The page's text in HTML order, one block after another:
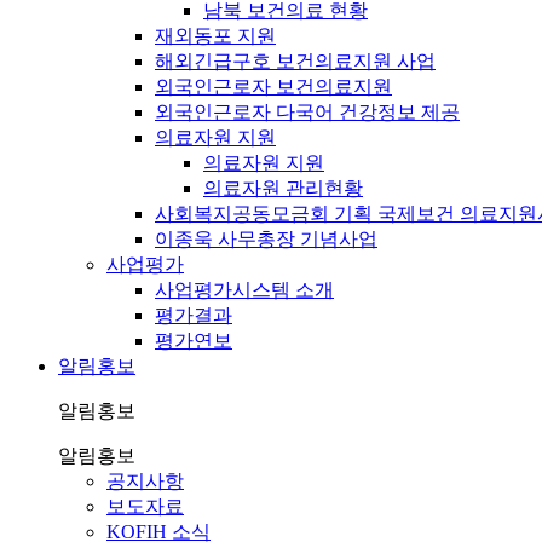
남북 보건의료 현황
재외동포 지원
해외긴급구호 보건의료지원 사업
외국인근로자 보건의료지원
외국인근로자 다국어 건강정보 제공
의료자원 지원
의료자원 지원
의료자원 관리현황
사회복지공동모금회 기획 국제보건 의료지원
이종욱 사무총장 기념사업
사업평가
사업평가시스템 소개
평가결과
평가연보
알림홍보
알림홍보
알림홍보
공지사항
보도자료
KOFIH 소식